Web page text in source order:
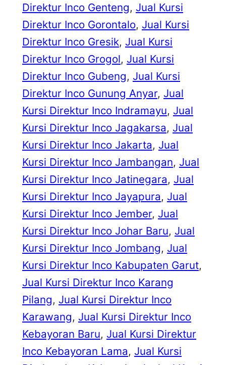
Direktur Inco Genteng, Jual Kursi
Direktur Inco Gorontalo, Jual Kursi
Direktur Inco Gresik, Jual Kursi
Direktur Inco Grogol, Jual Kursi
Direktur Inco Gubeng, Jual Kursi
Direktur Inco Gunung Anyar, Jual
Kursi Direktur Inco Indramayu, Jual
Kursi Direktur Inco Jagakarsa, Jual
Kursi Direktur Inco Jakarta, Jual
Kursi Direktur Inco Jambangan, Jual
Kursi Direktur Inco Jatinegara, Jual
Kursi Direktur Inco Jayapura, Jual
Kursi Direktur Inco Jember, Jual
Kursi Direktur Inco Johar Baru, Jual
Kursi Direktur Inco Jombang, Jual
Kursi Direktur Inco Kabupaten Garut
Jual Kursi Direktur Inco Karang
Pilang, Jual Kursi Direktur Inco
Karawang, Jual Kursi Direktur Inco
Kebayoran Baru, Jual Kursi Direktur
Inco Kebayoran Lama, Jual Kursi